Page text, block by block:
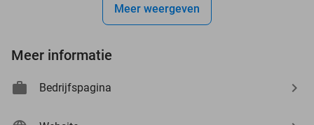
Meer weergeven
Meer informatie
Bedrijfspagina